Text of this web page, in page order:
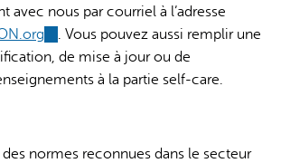
avec nous par courriel à l’adresse
(link
sends
e-
. Vous pouvez aussi remplir une
de mise à jour ou de
à la partie self-care.
normes reconnues dans le secteur